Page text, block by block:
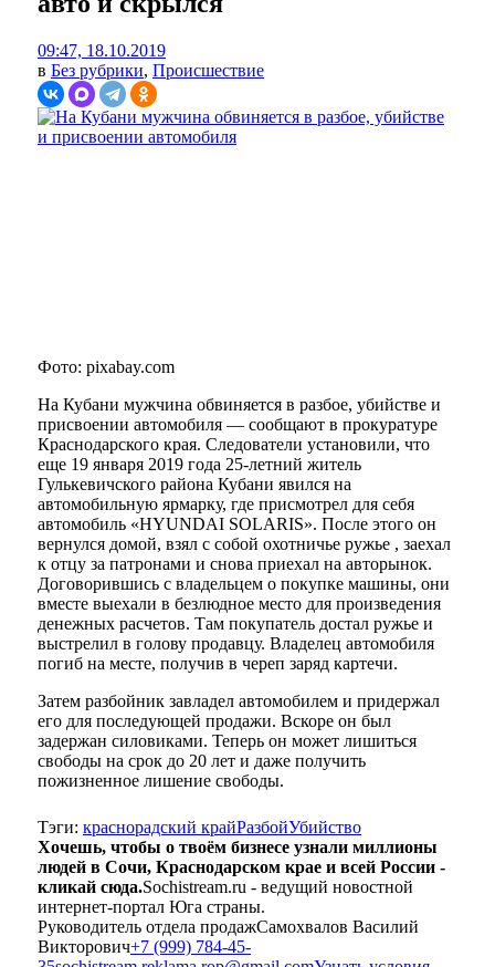
09:47, 18.10.2019
в Без рубрики, Происшествие
Фото: pixabay.com
На Кубани мужчина обвиняется в разбое, убийстве и
присвоении автомобиля — сообщают в прокуратуре
Краснодарского края. Следователи установили, что
еще 19 января 2019 года 25-летний житель
Гулькевичского района Кубани явился на
автомобильную ярмарку, где присмотрел для себя
автомобиль «HYUNDAI SOLARIS». После этого он
вернулся домой, взял с собой охотничье ружье , заехал
к отцу за патронами и снова приехал на авторынок.
Договорившись с владельцем о покупке машины, они
вместе выехали в безлюдное место для произведения
денежных расчетов. Там покупатель достал ружье и
выстрелил в голову продавцу. Владелец автомобиля
погиб на месте, получив в череп заряд картечи.
Затем разбойник завладел автомобилем и придержал
его для последующей продажи. Вскоре он был
задержан силовиками. Теперь он может лишиться
свободы на срок до 20 лет и даже получить
пожизненное лишение свободы.
Тэги: краснорадский крайРазбойУбийство
Хочешь, чтобы о твоём бизнесе узнали миллионы
людей в Сочи, Краснодарском крае и всей России -
кликай сюда.Sochistream.ru - ведущий новостной
интернет-портал Юга страны.
Руководитель отдела продажСамохвалов Василий
Викторович+7 (999) 784-45-